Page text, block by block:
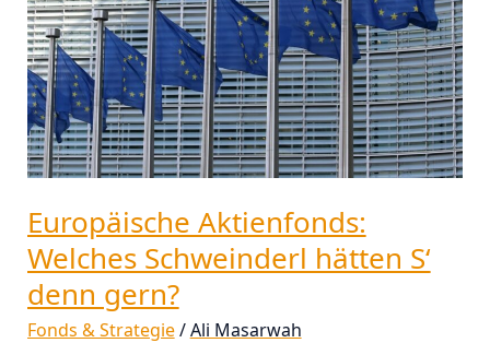
Europäische Aktienfonds:
Welches Schweinderl hätten S‘
denn gern?
Fonds & Strategie/Ali Masarwah
hätten
S‘
denn
gern?